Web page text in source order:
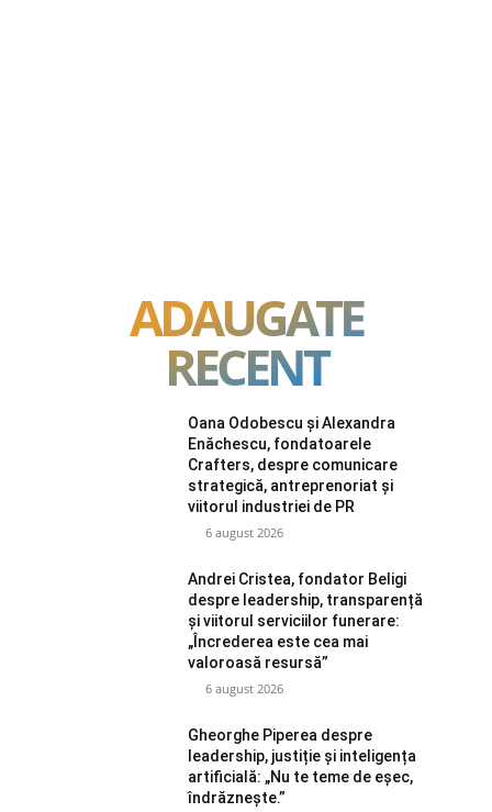
ADAUGATE
RECENT
Oana Odobescu și Alexandra
Enăchescu, fondatoarele
Crafters, despre comunicare
strategică, antreprenoriat și
viitorul industriei de PR
6 august 2026
Andrei Cristea, fondator Beligi
despre leadership, transparență
și viitorul serviciilor funerare:
„Încrederea este cea mai
valoroasă resursă”
6 august 2026
Gheorghe Piperea despre
leadership, justiție și inteligența
artificială: „Nu te teme de eșec,
îndrăznește.”